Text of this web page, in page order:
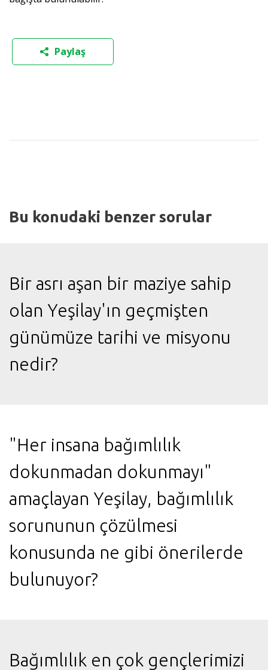
Paylaş
Bu konudaki benzer sorular
Bir asrı aşan bir maziye sahip
olan Yeşilay'ın geçmişten
günümüze tarihi ve misyonu
nedir?
"Her insana bağımlılık
dokunmadan dokunmayı"
amaçlayan Yeşilay, bağımlılık
sorununun çözülmesi
konusunda ne gibi önerilerde
bulunuyor?
Bağımlılık en çok gençlerimizi